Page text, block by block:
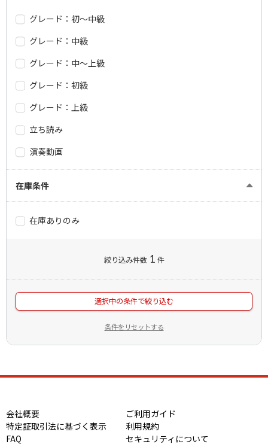
グレード：初～中級
グレード：中級
グレード：中～上級
グレード：初級
グレード：上級
立ち読み
演奏動画
在庫条件
在庫ありのみ
絞り込み件数 1 件
選択中の条件で絞り込む
条件をリセットする
会社概要
ご利用ガイド
特定証取引法に基づく表示
利用規約
FAQ
セキュリティについて